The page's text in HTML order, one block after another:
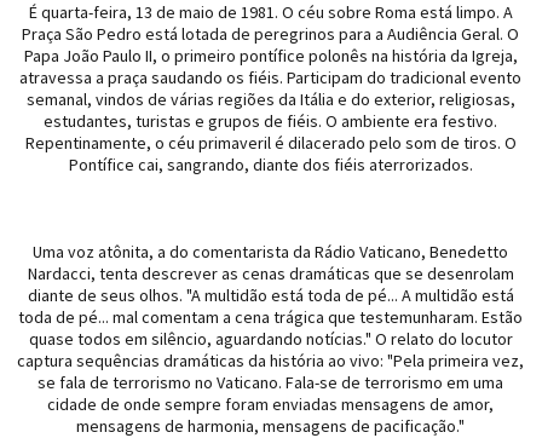
É quarta-feira, 13 de maio de 1981. O céu sobre Roma está limpo. A
Praça São Pedro está lotada de peregrinos para a Audiência Geral. O
Papa João Paulo II, o primeiro pontífice polonês na história da Igreja,
atravessa a praça saudando os fiéis. Participam do tradicional evento
semanal, vindos de várias regiões da Itália e do exterior, religiosas,
estudantes, turistas e grupos de fiéis. O ambiente era festivo.
Repentinamente, o céu primaveril é dilacerado pelo som de tiros. O
Pontífice cai, sangrando, diante dos fiéis aterrorizados.
Uma voz atônita, a do comentarista da Rádio Vaticano, Benedetto
Nardacci, tenta descrever as cenas dramáticas que se desenrolam
diante de seus olhos. "A multidão está toda de pé... A multidão está
toda de pé... mal comentam a cena trágica que testemunharam. Estão
quase todos em silêncio, aguardando notícias." O relato do locutor
captura sequências dramáticas da história ao vivo: "Pela primeira vez,
se fala de terrorismo no Vaticano. Fala-se de terrorismo em uma
cidade de onde sempre foram enviadas mensagens de amor,
mensagens de harmonia, mensagens de pacificação."